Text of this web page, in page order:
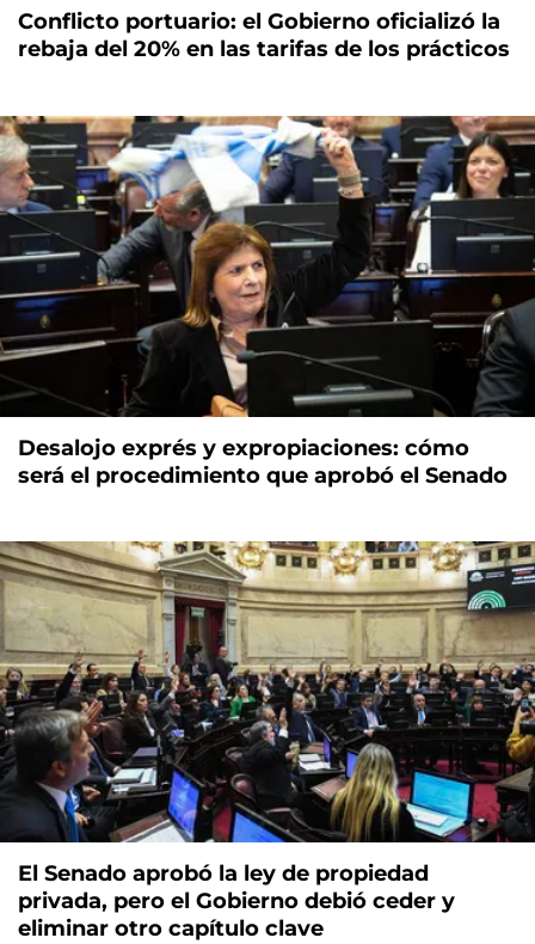
Conflicto portuario: el Gobierno oficializó la
rebaja del 20% en las tarifas de los prácticos
Desalojo exprés y expropiaciones: cómo
será el procedimiento que aprobó el Senado
El Senado aprobó la ley de propiedad
privada, pero el Gobierno debió ceder y
eliminar otro capítulo clave